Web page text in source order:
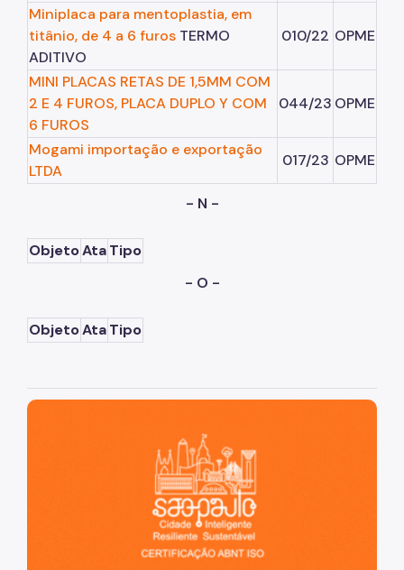
Miniplaca para mentoplastia, em
titânio, de 4 a 6 furos TERMO
ADITIVO
010/22 OPME
MINI PLACAS RETAS DE 1,5MM COM
2 E 4 FUROS, PLACA DUPLO Y COM
6 FUROS
044/23 OPME
Mogami importação e exportação
LTDA
017/23 OPME
- N -
ObjetoAtaTipo
- O -
ObjetoAtaTipo
São Paulo, cidade inteligente, resiliente e sustentável